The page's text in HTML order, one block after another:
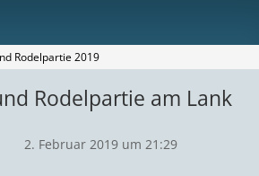
Rodelpartie 2019
Rodelpartie am Lank
2. Februar 2019 um 21:29